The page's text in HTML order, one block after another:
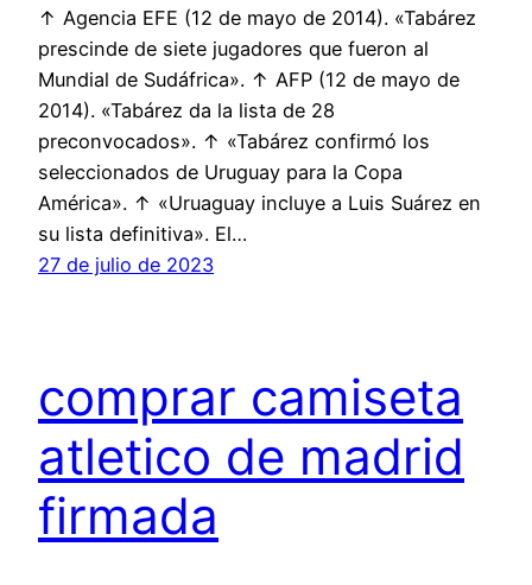
↑ Agencia EFE (12 de mayo de 2014). «Tabárez
prescinde de siete jugadores que fueron al
Mundial de Sudáfrica». ↑ AFP (12 de mayo de
2014). «Tabárez da la lista de 28
preconvocados». ↑ «Tabárez confirmó los
seleccionados de Uruguay para la Copa
América». ↑ «Uruaguay incluye a Luis Suárez en
su lista definitiva». El…
27 de julio de 2023
comprar camiseta
atletico de madrid
firmada